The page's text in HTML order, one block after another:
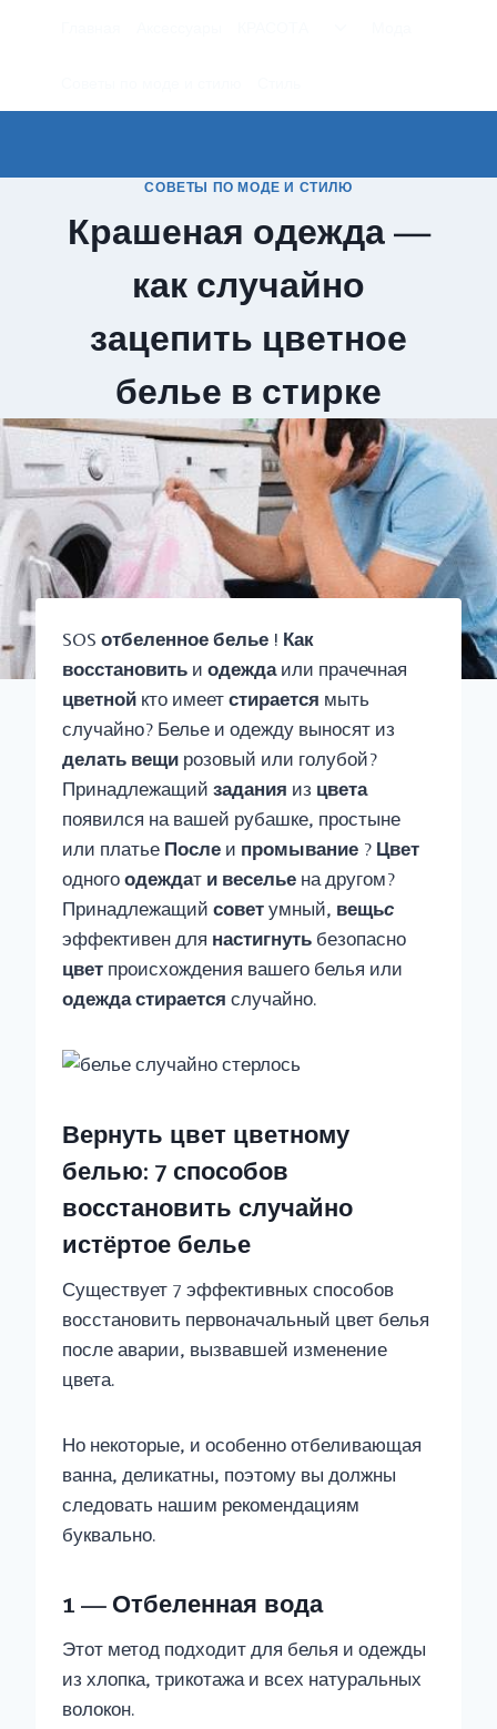
СОВЕТЫ ПО МОДЕ И СТИЛЮ
Крашеная одежда —
как случайно
зацепить цветное
белье в стирке
SOS отбеленное белье ! Как
восстановить и одежда или прачечная
цветной кто имеет стирается мыть
случайно? Белье и одежду выносят из
делать вещи розовый или голубой?
Принадлежащий задания из цвета
появился на вашей рубашке, простыне
или платье После и промывание ? Цвет
одного одеждат и веселье на другом?
Принадлежащий совет умный, вещьс
эффективен для настигнуть безопасно
цвет происхождения вашего белья или
одеждастирается случайно.
Вернуть цвет цветному
белью: 7 способов
восстановить случайно
истёртое белье
Существует 7 эффективных способов
восстановить первоначальный цвет белья
после аварии, вызвавшей изменение
цвета.
Но некоторые, и особенно отбеливающая
ванна, деликатны, поэтому вы должны
следовать нашим рекомендациям
буквально.
1 — Отбеленная вода
Этот метод подходит для белья и одежды
из хлопка, трикотажа и всех натуральных
волокон.